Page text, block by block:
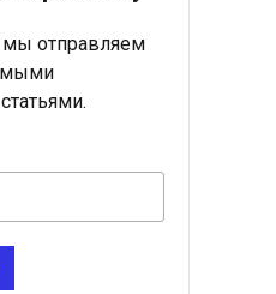
отправляем